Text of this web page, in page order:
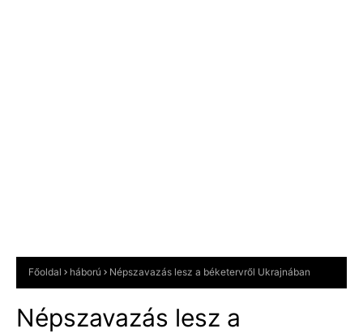
Főoldal háború Népszavazás lesz a béketervről Ukrajnában
Népszavazás lesz a